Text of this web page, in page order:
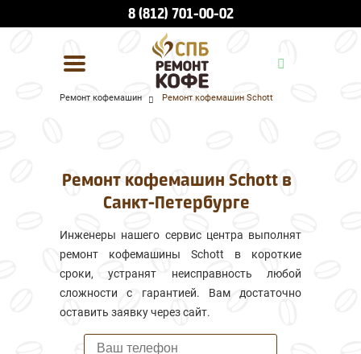
ВСЕ БРЕНДЫ
8 (812) 701-00-02
Ремонт кофемашин Ремонт кофемашин Schott
Ремонт кофемашин Schott в
Санкт-Петербурге
Инженеры нашего сервис центра выполнят
ремонт кофемашины Schott в короткие
сроки, устранят неисправность любой
сложности с гарантией. Вам достаточно
оставить заявку через сайт.